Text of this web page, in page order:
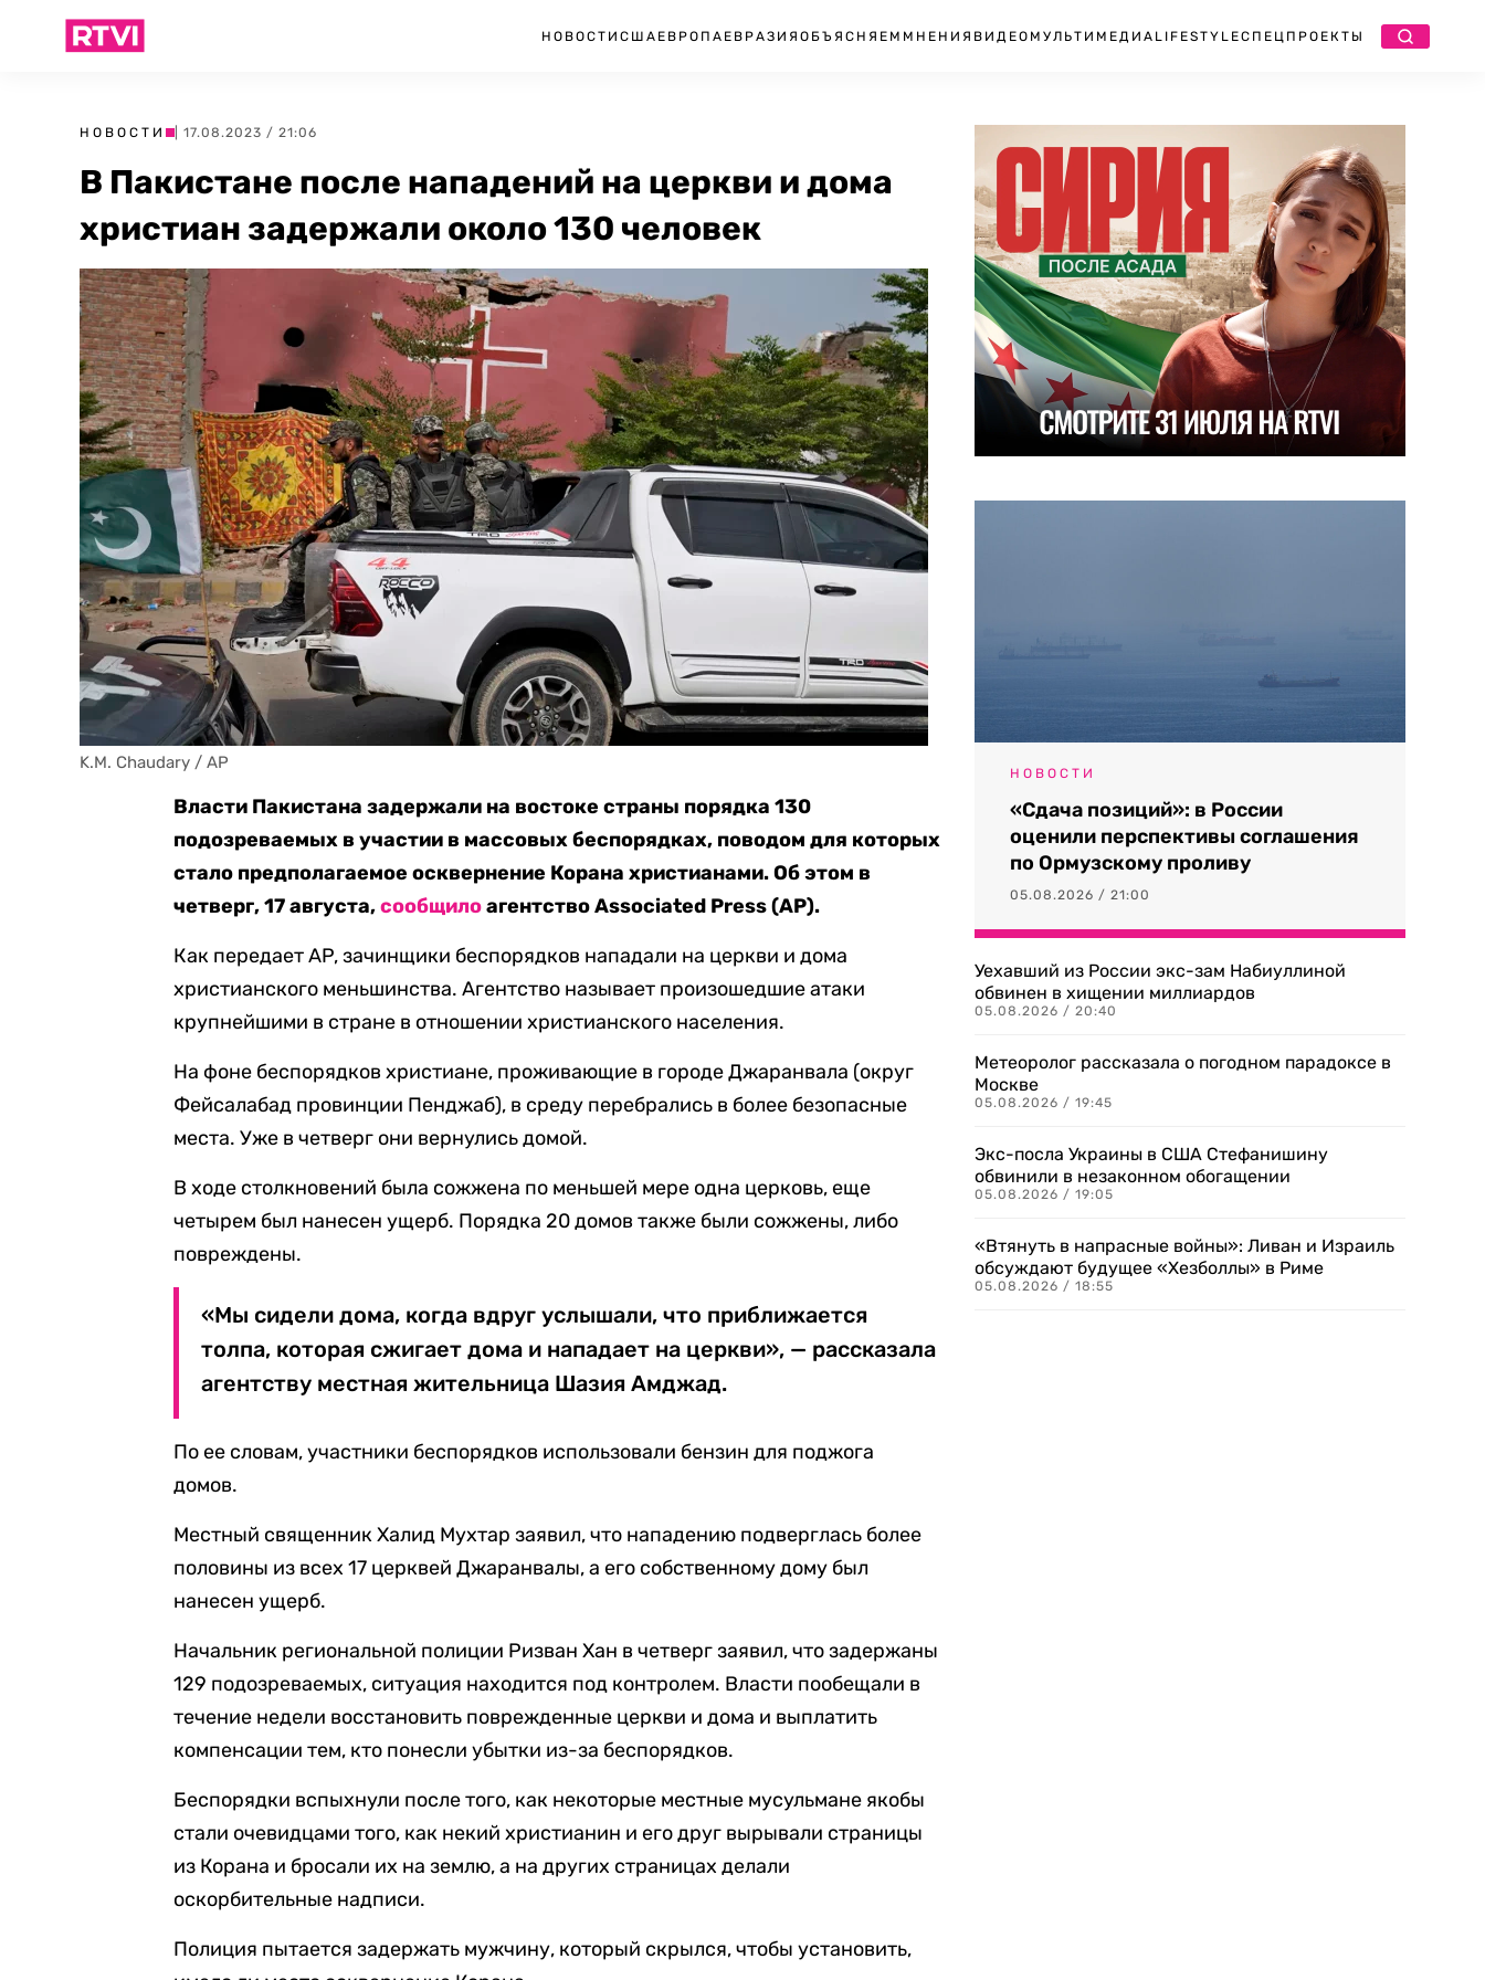
НОВОСТИ США ЕВРОПА ЕВРАЗИЯ ОБЪЯСНЯЕМ МНЕНИЯ ВИДЕО МУЛЬТИМЕДИА LIFESTYLEСПЕЦПРОЕКТЫ
НОВОСТИ | 17.08.2023 / 21:06
В Пакистане после нападений на церкви и дома
христиан задержали около 130 человек
K.M. Chaudary / AP
Власти Пакистана задержали на востоке страны порядка 130
подозреваемых в участии в массовых беспорядках, поводом для которых
стало предполагаемое осквернение Корана христианами. Об этом в
четверг, 17 августа, сообщилоагентство Associated Press (AP).
Как передает AP, зачинщики беспорядков нападали на церкви и дома
христианского меньшинства. Агентство называет произошедшие атаки
крупнейшими в стране в отношении христианского населения.
На фоне беспорядков христиане, проживающие в городе Джаранвала (округ
Фейсалабад провинции Пенджаб), в среду перебрались в более безопасные
места. Уже в четверг они вернулись домой.
В ходе столкновений была сожжена по меньшей мере одна церковь, еще
четырем был нанесен ущерб. Порядка 20 домов также были сожжены, либо
повреждены.
«Мы сидели дома, когда вдруг услышали, что приближается
толпа, которая сжигает дома и нападает на церкви», — рассказала
агентству местная жительница Шазия Амджад.
По ее словам, участники беспорядков использовали бензин для поджога
домов.
Местный священник Халид Мухтар заявил, что нападению подверглась более
половины из всех 17 церквей Джаранвалы, а его собственному дому был
нанесен ущерб.
Начальник региональной полиции Ризван Хан в четверг заявил, что задержаны
129 подозреваемых, ситуация находится под контролем. Власти пообещали в
течение недели восстановить поврежденные церкви и дома и выплатить
компенсации тем, кто понесли убытки из-за беспорядков.
Беспорядки вспыхнули после того, как некоторые местные мусульмане якобы
стали очевидцами того, как некий христианин и его друг вырывали страницы
из Корана и бросали их на землю, а на других страницах делали
оскорбительные надписи.
Полиция пытается задержать мужчину, который скрылся, чтобы установить,
НОВОСТИ
«Сдача позиций»: в России
оценили перспективы соглашения
по Ормузскому проливу
05.08.2026 / 21:00
Уехавший из России экс-зам Набиуллиной
обвинен в хищении миллиардов
05.08.2026 / 20:40
Метеоролог рассказала о погодном парадоксе в
Москве
05.08.2026 / 19:45
Экс-посла Украины в США Стефанишину
обвинили в незаконном обогащении
05.08.2026 / 19:05
«Втянуть в напрасные войны»: Ливан и Израиль
обсуждают будущее «Хезболлы» в Риме
05.08.2026 / 18:55